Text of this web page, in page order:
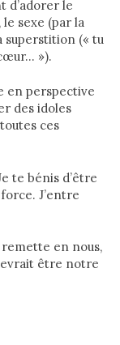
d’adorer le
le sexe (par la
(« tu
»).
en perspective
des idoles
ces
te bénis d’être
J’entre
en nous,
être notre